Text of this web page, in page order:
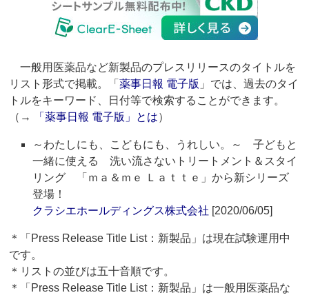
一般用医薬品など新製品のプレスリリースのタイトルを
リスト形式で掲載。「薬事日報 電子版 」では、過去のタイ
トルをキーワード、日付等で検索することができます。
（→
「薬事日報 電子版」とは）
～わたしにも、こどもにも、うれしい。～ 子どもと
一緒に使える 洗い流さないトリートメント＆スタイ
リング 「ｍａ＆ｍｅ Ｌａｔｔｅ」から新シリーズ
登場！
クラシエホールディングス株式会社 [2020/06/05]
＊「Press Release Title List：新製品」は現在試験運用中
です。
＊リストの並びは五十音順です。
＊「Press Release Title List：新製品」は一般用医薬品な